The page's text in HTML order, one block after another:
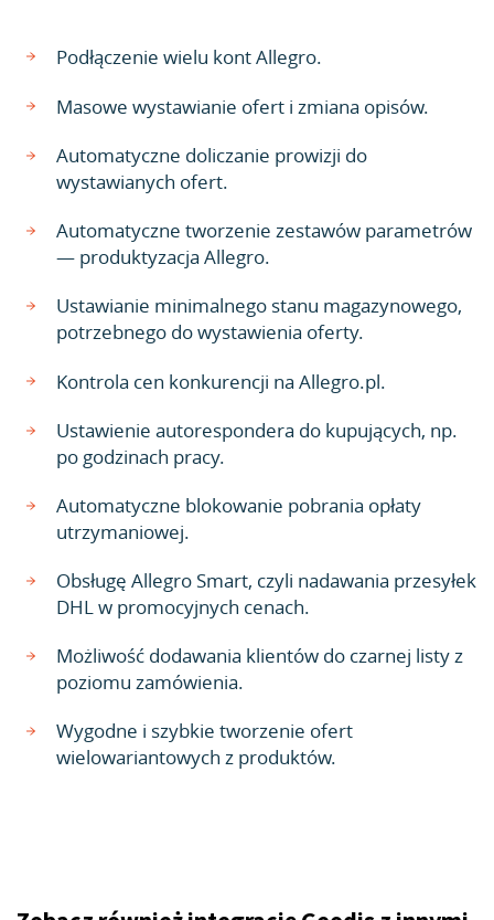
Podłączenie wielu kont Allegro.
Masowe wystawianie ofert i zmiana opisów.
Automatyczne doliczanie prowizji do
wystawianych ofert.
Automatyczne tworzenie zestawów parametrów
— produktyzacja Allegro.
Ustawianie minimalnego stanu magazynowego,
potrzebnego do wystawienia oferty.
Kontrola cen konkurencji na Allegro.pl.
Ustawienie autorespondera do kupujących, np.
po godzinach pracy.
Automatyczne blokowanie pobrania opłaty
utrzymaniowej.
Obsługę Allegro Smart, czyli nadawania przesyłek
DHL w promocyjnych cenach.
Możliwość dodawania klientów do czarnej listy z
poziomu zamówienia.
Wygodne i szybkie tworzenie ofert
wielowariantowych z produktów.